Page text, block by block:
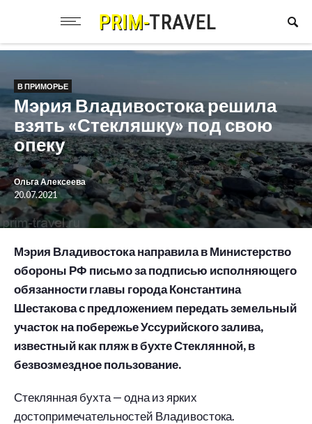
В ПРИМОРЬЕ
Мэрия Владивостока решила
взять «Стекляшку» под свою
опеку
Ольга Алексеева
20.07.2021
Мэрия Владивостока направила в Министерство
обороны РФ письмо за подписью исполняющего
обязанности главы города Константина
Шестакова с предложением передать земельный
участок на побережье Уссурийского залива,
известный как пляж в бухте Стеклянной, в
безвозмездное пользование.
Стеклянная бухта — одна из ярких
достопримечательностей Владивостока.